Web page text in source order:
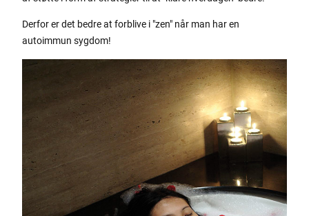
Derfor er det bedre at forblive i "zen" når man har en
autoimmun sygdom!